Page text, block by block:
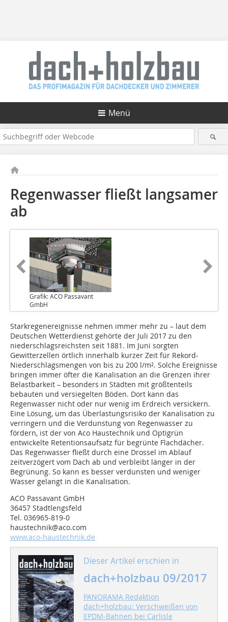
Menü
Regenwasser fließt langsamer
ab
Grafik: ACO Passavant
GmbH
Starkregenereignisse nehmen immer mehr zu – laut dem
Deutschen Wetterdienst gehörte der Juli 2017 zu den
niederschlagsreichsten seit 1881. Im Juni sorgten
Gewitterzellen örtlich innerhalb kurzer Zeit für Rekord-
Niederschlagsmengen von bis zu 200 l/m². Solche Ereignisse
bringen immer öfter die Kanalisation an die Grenzen ihrer
Belastbarkeit – besonders in Städten mit größtenteils
bebauten und versiegelten Böden. Dort kann das
Regenwasser nicht oder nur wenig im Erdreich versickern.
Eine Lösung, um das Überlastungsrisiko der Kanalisation zu
verringern und die Verdunstung von Regenwasser zu
fördern, ist der von Aco Haustechnik und Optigrün
entwickelte Retentionsaufsatz für begrünte Flachdächer.
Das Regenwasser fließt durch eine Drossel im Ablauf
zeitverzögert vom Dach ab und verbleibt länger in der
Begrünung. So kann es besser verdunsten und weniger
Wasser gelangt in die Kanalisation.
ACO Passavant GmbH
36457 Stadtlengsfeld
Tel. 036965-819-0
haustechnik@aco.com
www.aco-haustechnik.de
Dieser Artikel erschien in
dach+holzbau 09/2017
PANORAMA Redaktion
dach+holzbau: Verschweißen von
EPDM-Bahnen bei Carlisle